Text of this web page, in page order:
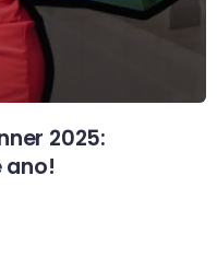
2025:
ano!